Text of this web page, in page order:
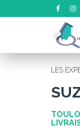
LES